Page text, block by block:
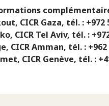
CICR Gaza, tél. : +972
CICR Tel Aviv, tél. :
CICR Amman, tél. : +962
CICR Genève, tél. :